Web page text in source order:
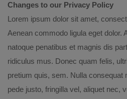
Changes to our Privacy Policy
Lorem ipsum dolor sit amet,
Aenean commodo ligula eget dolor.
natoque penatibus et magnis dis
ridiculus mus. Donec quam felis,
pretium quis, sem. Nulla consequat
pede justo, fringilla vel, aliquet nec,